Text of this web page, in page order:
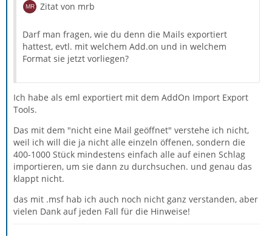
Zitat von mrb
Darf man fragen, wie du denn die Mails exportiert
hattest, evtl. mit welchem Add.on und in welchem
Format sie jetzt vorliegen?
Ich habe als eml exportiert mit dem AddOn Import Export
Tools.
Das mit dem "nicht eine Mail geöffnet" verstehe ich nicht,
weil ich will die ja nicht alle einzeln öffenen, sondern die
400-1000 Stück mindestens einfach alle auf einen Schlag
importieren, um sie dann zu durchsuchen. und genau das
klappt nicht.
das mit .msf hab ich auch noch nicht ganz verstanden, aber
vielen Dank auf jeden Fall für die Hinweise!